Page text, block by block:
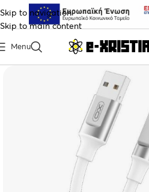
Skip to navigation
Skip to main content
Menu